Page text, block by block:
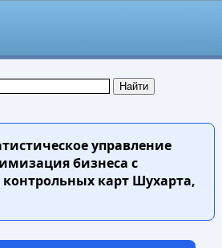
управление
бизнеса с
карт Шухарта,